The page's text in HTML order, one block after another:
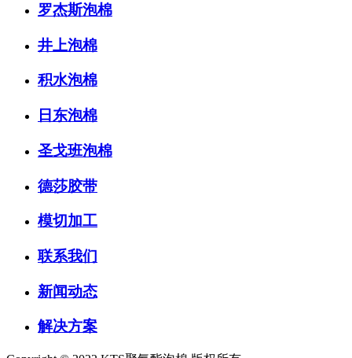
罗杰斯泡棉
井上泡棉
积水泡棉
日东泡棉
圣戈班泡棉
德莎胶带
模切加工
联系我们
新闻动态
解决方案